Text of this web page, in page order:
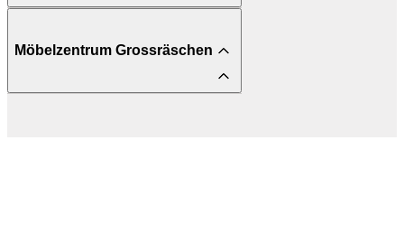
Möbelzentrum Grossräschen